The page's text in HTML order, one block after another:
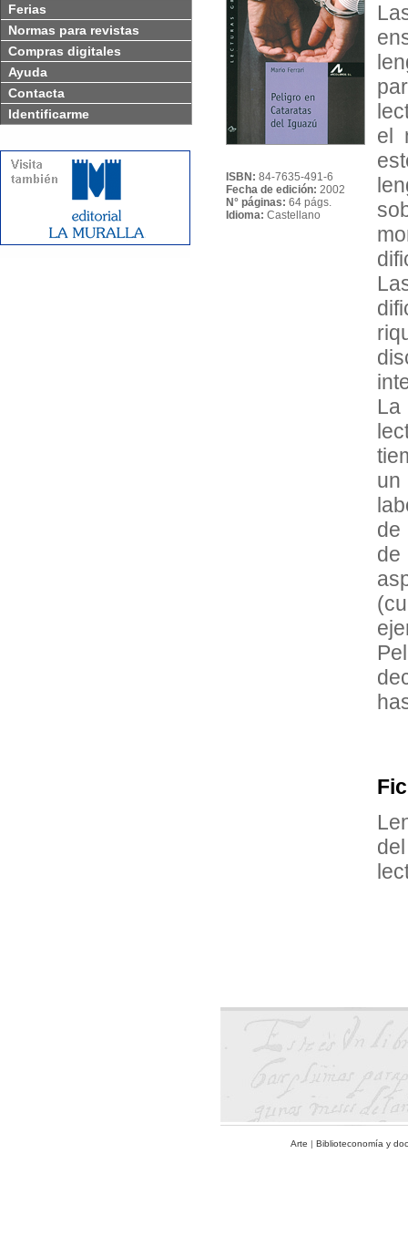
Ferias
Normas para revistas
Compras digitales
Ayuda
Contacta
Identificarme
ISBN: 84-7635-491-6
Fecha de edición: 2002
N° páginas: 64 págs.
Idioma: Castellano
el
La
un
de
de
Arte | Biblioteconomía y